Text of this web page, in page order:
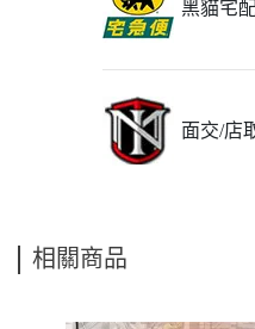
黑貓宅
面交/店
相關商品